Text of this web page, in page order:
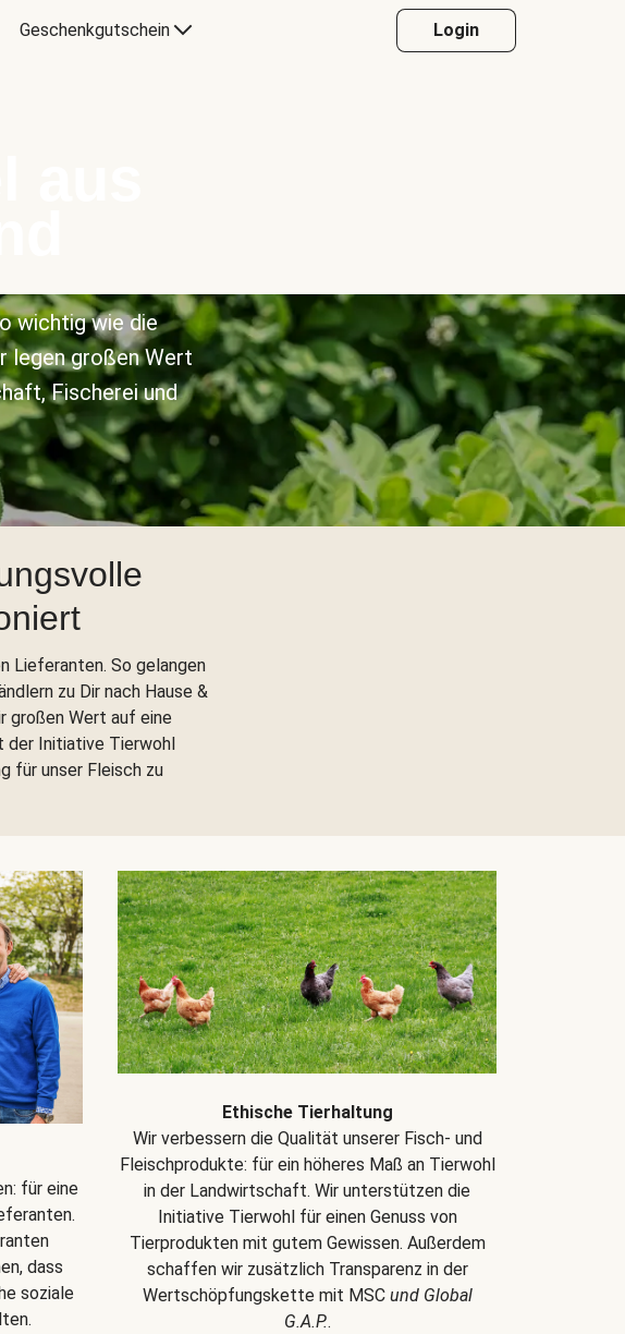
Geschenkgutschein Login
wichtig wie die
legen großen Wert
Fischerei und
Lieferanten. So gelangen
zu Dir nach Hause &
großen Wert auf eine
der Initiative Tierwohl
für unser Fleisch zu
für eine
dass
soziale
Ethische Tierhaltung
Wir verbessern die Qualität unserer Fisch- und
Fleischprodukte: für ein höheres Maß an Tierwohl
in der Landwirtschaft. Wir unterstützen die
Initiative Tierwohl für einen Genuss von
Tierprodukten mit gutem Gewissen. Außerdem
schaffen wir zusätzlich Transparenz in der
Wertschöpfungskette mit MSCund Global
G.A.P..